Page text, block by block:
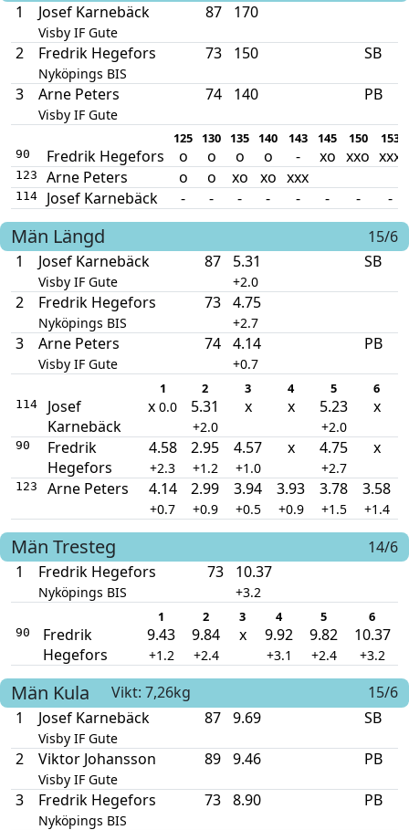
1
Josef Karnebäck
Visby IF Gute
87 170
2 Fredrik Hegefors
Nyköpings BIS
73 150 SB
3 Arne Peters
Visby IF Gute
74 140 PB
125 130 135 140 143 145 150 153
90 Fredrik Hegefors o o o o - xo xxo xxx
123 Arne Peters o o xo xo xxx
114 Josef Karnebäck - - - - - - - -
Män Längd
15/6
1
Josef Karnebäck
Visby IF Gute
87 5.31
+2.0
SB
2 Fredrik Hegefors
Nyköpings BIS
73 4.75
+2.7
3 Arne Peters
Visby IF Gute
74 4.14
+0.7
PB
1 2 3 4 5 6
114
Josef
Karnebäck
x 0.0 5.31
+2.0
x x 5.23
+2.0
x
90
Fredrik
Hegefors
4.58
+2.3
2.95
+1.2
4.57
+1.0
x 4.75
+2.7
x
123 Arne Peters 4.14
+0.7
2.99
+0.9
3.94
+0.5
3.93
+0.9
3.78
+1.5
3.58
+1.4
Män Tresteg
14/6
1
Fredrik Hegefors
Nyköpings BIS
73 10.37
+3.2
1 2 3 4 5 6
90
Fredrik
Hegefors
9.43
+1.2
9.84
+2.4
x 9.92
+3.1
9.82
+2.4
10.37
+3.2
Män Kula Vikt: 7,26kg
15/6
1
Josef Karnebäck
Visby IF Gute
87 9.69 SB
2 Viktor Johansson
Visby IF Gute
89 9.46 PB
3 Fredrik Hegefors
Nyköpings BIS
73 8.90 PB